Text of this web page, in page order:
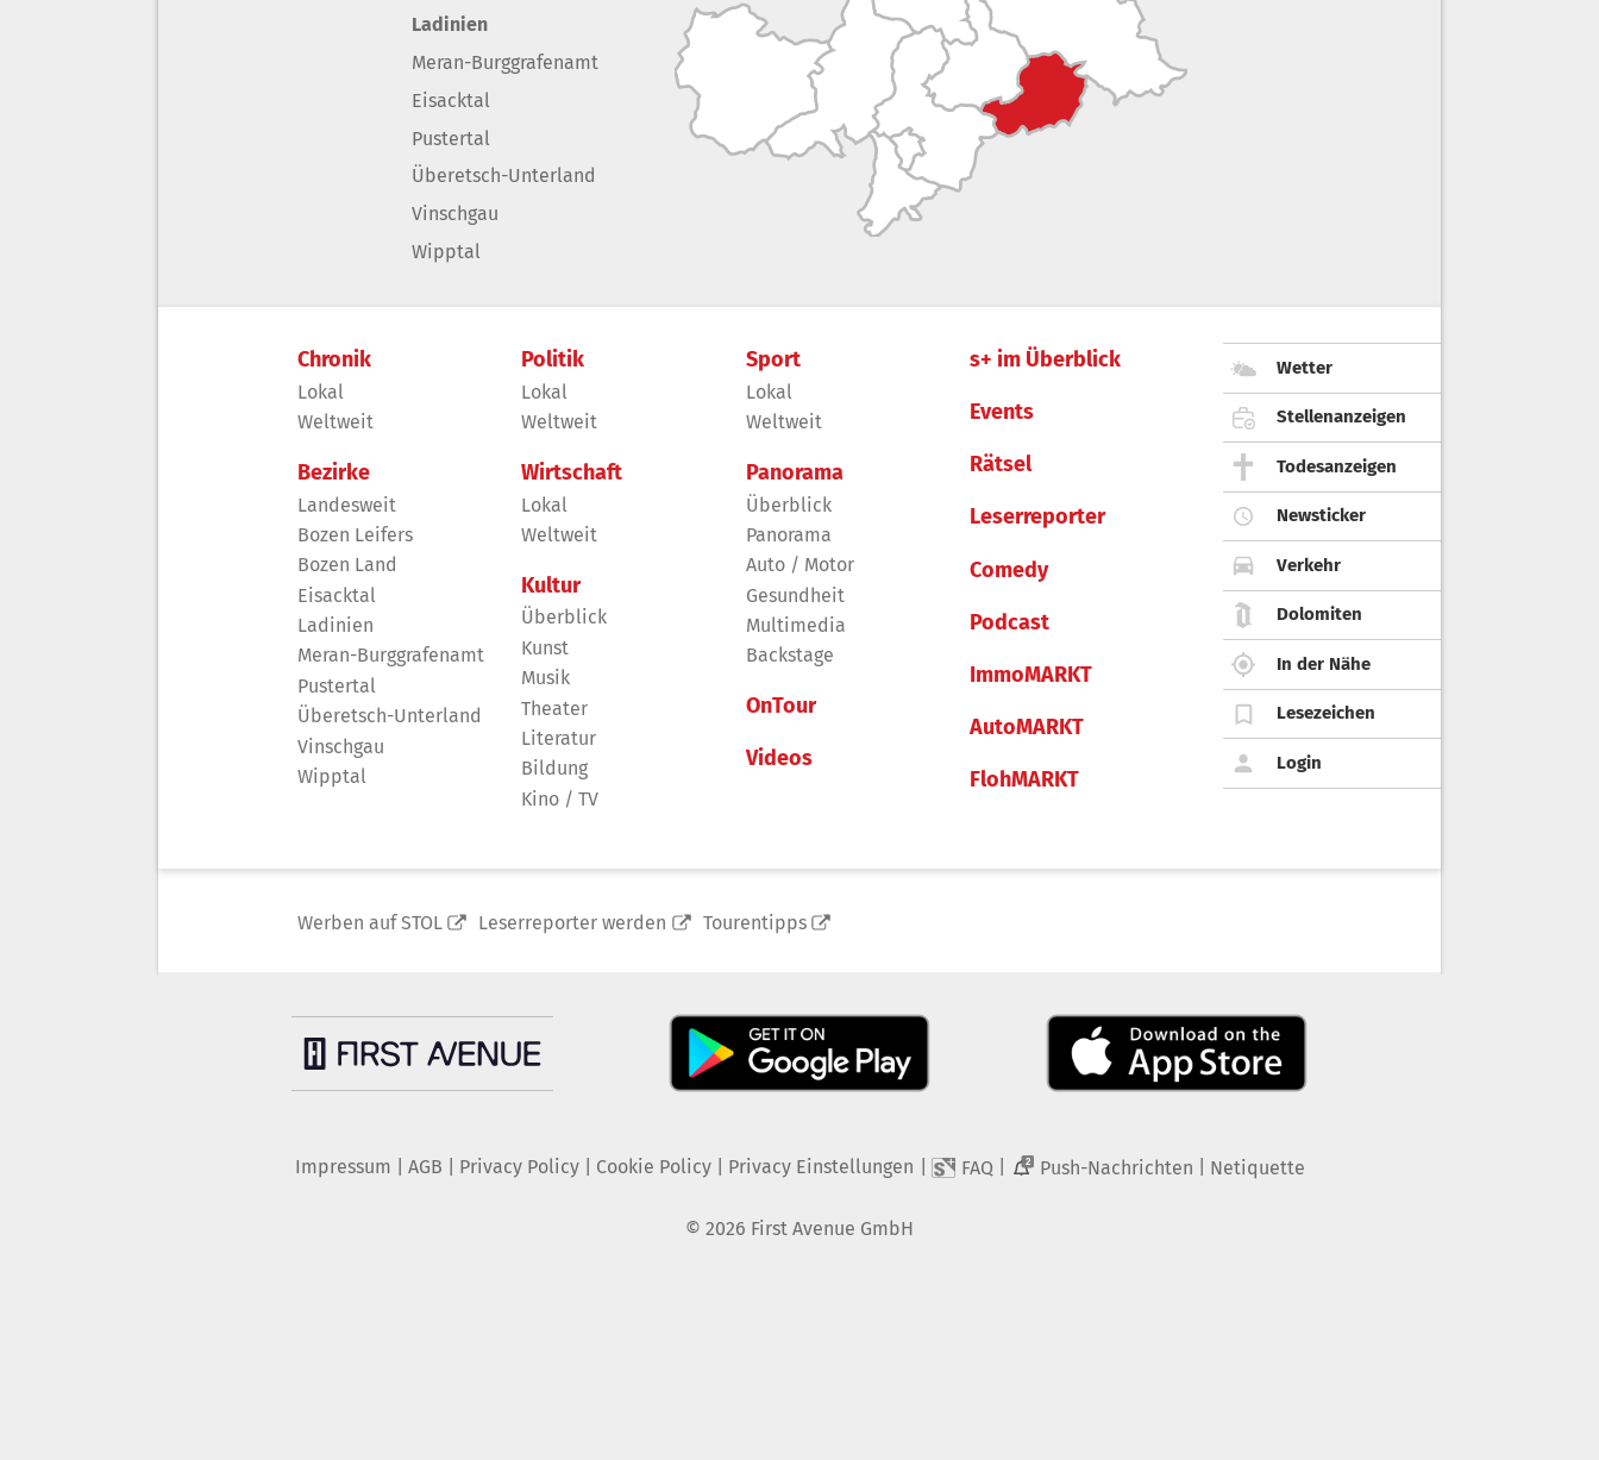
Ladinien
Meran-Burggrafenamt
Eisacktal
Pustertal
Überetsch-Unterland
Vinschgau
Wipptal
Chronik
Lokal
Weltweit
Bezirke
Landesweit
Bozen Leifers
Bozen Land
Eisacktal
Ladinien
Meran-Burggrafenamt
Pustertal
Überetsch-Unterland
Vinschgau
Wipptal
Politik
Lokal
Weltweit
Wirtschaft
Lokal
Weltweit
Kultur
Überblick
Kunst
Musik
Theater
Literatur
Bildung
Kino / TV
Sport
Lokal
Weltweit
Panorama
Überblick
Panorama
Auto / Motor
Gesundheit
Multimedia
Backstage
OnTour
Videos
s+ im Überblick
Events
Rätsel
Leserreporter
Comedy
Podcast
ImmoMARKT
AutoMARKT
FlohMARKT
Wetter
Stellenanzeigen
Todesanzeigen
Newsticker
Verkehr
Dolomiten
In der Nähe
Lesezeichen
Login
Werben auf STOL Leserreporter werden Tourentipps
Impressum AGB Privacy Policy| Cookie Policy| Privacy Einstellungen FAQ 2 Push-Nachrichten Netiquette
© 2026 First Avenue GmbH